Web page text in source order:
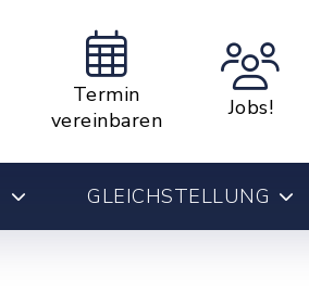
Termin
vereinbaren
Jobs!
GLEICHSTELLUNG